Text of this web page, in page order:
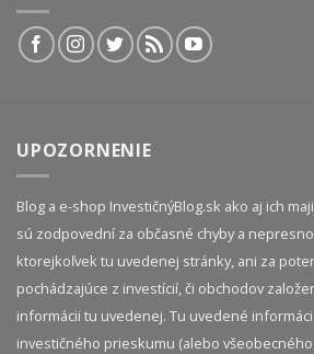
UPOZORNENIE
Blog a e-shop InvestičnýBlog.sk ako aj ich
sú zodpovední za občasné chyby a
ktorejkoľvek tu uvedenej stránky, ani za
pochádzajúce z investícií, či obchodov
informácii tu uvedenej. Tu uvedené
investičného prieskumu (alebo